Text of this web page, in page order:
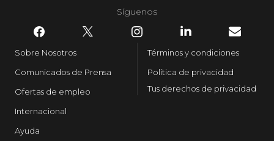
HBO Max
Síguenos
Sobre Nosotros
Comunicados de Prensa
Ofertas de empleo
Internacional
Ayuda
Términos y condiciones
Política de privacidad
Tus derechos de privacidad